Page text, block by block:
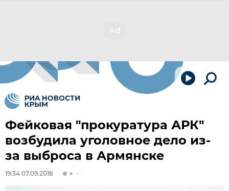
Фейковая "прокуратура АРК"
возбудила уголовное дело из-
за выброса в Армянске
19:34 07.09.2018